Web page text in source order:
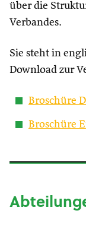
über die
Verbandes.
Sie steht in
Download zur
Broschüre
Broschüre